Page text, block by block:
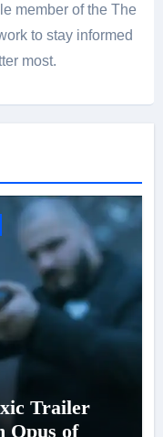
member of the The
to stay informed
most.
Trailer
Opus of